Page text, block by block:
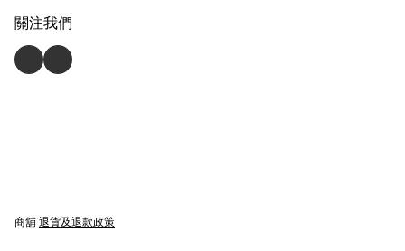
關注我們
商舖 退貨及退款政策